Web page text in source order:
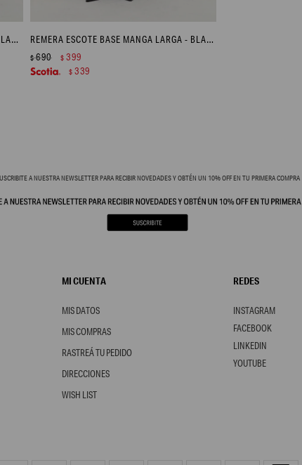
MEDIA POLERA PUNTO SMOCK - GRIS MELANGE REMERA ESCOTE BASE MANGA LARGA - BLANCO
$690 $ 399
$ 339
A NUESTRA NEWSLETTER PARA RECIBIR NOVEDADES Y OBTÉN UN 10% OFF EN TU PRIMERA COMPRA
MI CUENTA
MIS DATOS
MIS COMPRAS
RASTREÁ TU PEDIDO
DIRECCIONES
WISH LIST
REDES
FACEBOOK
YOUTUBE
INSTAGRAM
LINKEDIN